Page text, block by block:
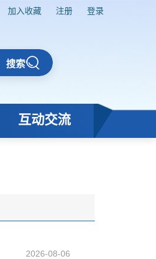
加入收藏 注册 登录
搜索
互动交流
2026-08-06